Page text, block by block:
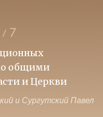
/ 7
общими
и Церкви
и Сургутский Павел